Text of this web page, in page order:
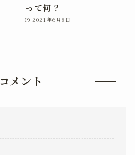
って何？
2021年6月8日
コメント